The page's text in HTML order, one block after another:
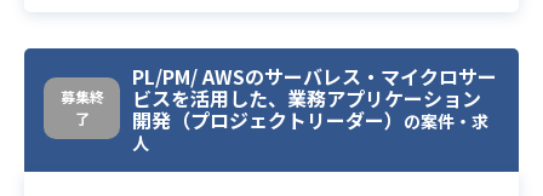
・コンシューマ向けWebサービスで
のフロント開発経験
・システム設計、実装、運用までの
一連の経験
・SPA開発経験
テムの設計、運用
・今回EOSLを迎える部分について、
新たに設計/実装
募集終
了
PL/PM/ AWSのサーバレス・マイクロサー
ビスを活用した、業務アプリケーション
開発（プロジェクトリーダー） の案件・求
人